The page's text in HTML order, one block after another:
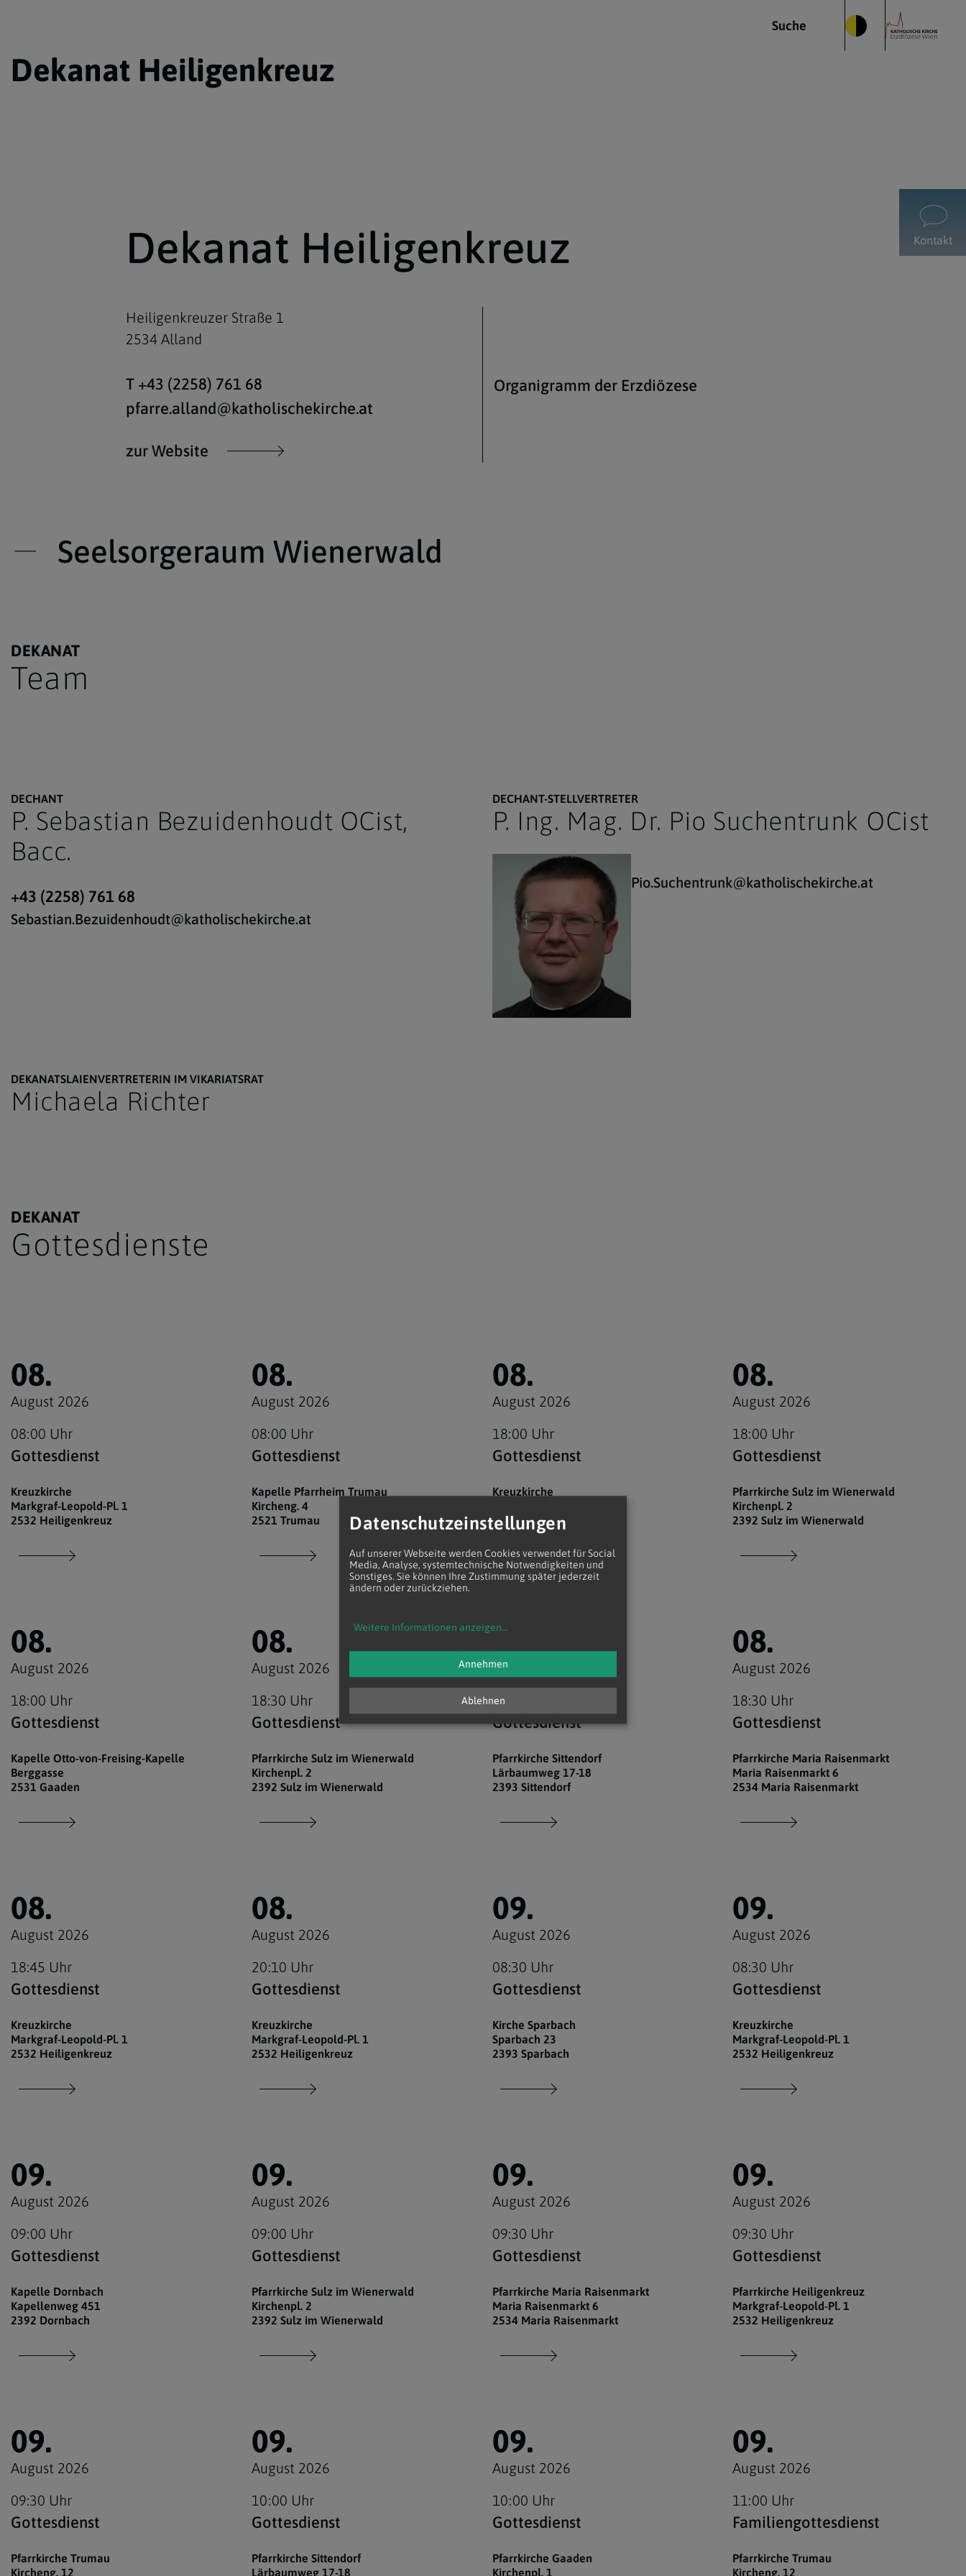
Suche
Dekanat Heiligenkreuz
Kontakt
Dekanat Heiligenkreuz
Heiligenkreuzer Straße 1
2534 Alland
T +43 (2258) 761 68
pfarre.alland@katholischekirche.at
zur Website
Organigramm der Erzdiözese
Seelsorgeraum Wienerwald
DEKANAT
Team
DECHANT
P. Sebastian Bezuidenhoudt OCist,
Bacc.
+43 (2258) 761 68
Sebastian.Bezuidenhoudt@katholischekirche.at
DECHANT-STELLVERTRETER
P. Ing. Mag. Dr. Pio Suchentrunk OCist
Pio.Suchentrunk@katholischekirche.at
DEKANATSLAIENVERTRETERIN IM VIKARIATSRAT
Michaela Richter
DEKANAT
Gottesdienste
08.
August 2026
08:00 Uhr
Gottesdienst
Kreuzkirche
Markgraf-Leopold-Pl. 1
2532 Heiligenkreuz
08.
August 2026
08:00 Uhr
Gottesdienst
Kapelle Pfarrheim Trumau
Kircheng. 4
2521 Trumau
08.
August 2026
18:00 Uhr
Gottesdienst
Kreuzkirche
2532 Heiligenkreuz
08.
August 2026
18:00 Uhr
Gottesdienst
Pfarrkirche Sulz im Wienerwald
Kirchenpl. 2
2392 Sulz im Wienerwald
08.
August 2026
18:00 Uhr
Gottesdienst
Kapelle Otto-von-Freising-Kapelle
Berggasse
2531 Gaaden
08.
August 2026
18:30 Uhr
Gottesdienst
Pfarrkirche Sulz im Wienerwald
Kirchenpl. 2
2392 Sulz im Wienerwald
08.
August 2026
18:30 Uhr
Gottesdienst
Pfarrkirche Sittendorf
Lärbaumweg 17-18
2393 Sittendorf
08.
August 2026
18:30 Uhr
Gottesdienst
Pfarrkirche Maria Raisenmarkt
Maria Raisenmarkt 6
2534 Maria Raisenmarkt
08.
August 2026
18:45 Uhr
Gottesdienst
Kreuzkirche
Markgraf-Leopold-Pl. 1
2532 Heiligenkreuz
08.
August 2026
20:10 Uhr
Gottesdienst
Kreuzkirche
Markgraf-Leopold-Pl. 1
2532 Heiligenkreuz
09.
August 2026
08:30 Uhr
Gottesdienst
Kirche Sparbach
Sparbach 23
2393 Sparbach
09.
August 2026
08:30 Uhr
Gottesdienst
Kreuzkirche
Markgraf-Leopold-Pl. 1
2532 Heiligenkreuz
09.
August 2026
09:00 Uhr
Gottesdienst
Kapelle Dornbach
Kapellenweg 451
2392 Dornbach
09.
August 2026
09:00 Uhr
Gottesdienst
Pfarrkirche Sulz im Wienerwald
Kirchenpl. 2
2392 Sulz im Wienerwald
09.
August 2026
09:30 Uhr
Gottesdienst
Pfarrkirche Maria Raisenmarkt
Maria Raisenmarkt 6
2534 Maria Raisenmarkt
09.
August 2026
09:30 Uhr
Gottesdienst
Pfarrkirche Heiligenkreuz
Markgraf-Leopold-Pl. 1
2532 Heiligenkreuz
09.
August 2026
09:30 Uhr
Gottesdienst
Pfarrkirche Trumau
Kircheng. 12
09.
August 2026
10:00 Uhr
Gottesdienst
Pfarrkirche Sittendorf
Lärbaumweg 17-18
09.
August 2026
10:00 Uhr
Gottesdienst
Pfarrkirche Gaaden
Kirchenpl. 1
09.
August 2026
11:00 Uhr
Familiengottesdienst
Pfarrkirche Trumau
Kircheng. 12
Datenschutzeinstellungen
Auf unserer Webseite werden Cookies verwendet für Social
Media, Analyse, systemtechnische Notwendigkeiten und
Sonstiges. Sie können Ihre Zustimmung später jederzeit
ändern oder zurückziehen.
Weitere Informationen anzeigen...
Ablehnen
Annehmen